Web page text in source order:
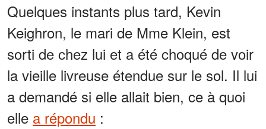
Quelques instants plus tard, Kevin
Keighron, le mari de Mme Klein, est
sorti de chez lui et a été choqué de voir
la vieille livreuse étendue sur le sol. Il lui
a demandé si elle allait bien, ce à quoi
elle a répondu :